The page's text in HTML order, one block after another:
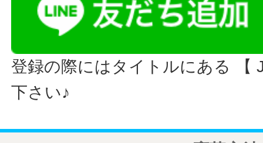
登録の際にはタイトルにある 【
下さい♪